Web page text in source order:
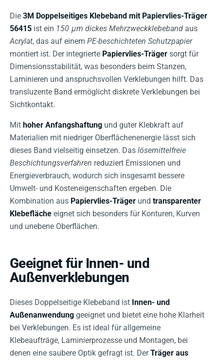
Die 3M Doppelseitiges Klebeband mit Papiervlies-Träger
56415 ist ein 150 μm dickes Mehrzweckklebeband aus
Acrylat, das auf einem PE-beschichteten Schutzpapier
montiert ist. Der integrierte Papiervlies-Träger sorgt für
Dimensionsstabilität, was besonders beim Stanzen,
Laminieren und anspruchsvollen Verklebungen hilft. Das
transluzente Band ermöglicht diskrete Verklebungen bei
Sichtkontakt.
Mit hoher Anfangshaftung und guter Klebkraft auf
Materialien mit niedriger Oberflächenenergie lässt sich
dieses Band vielseitig einsetzen. Das lösemittelfreie
Beschichtungsverfahren reduziert Emissionen und
Energieverbrauch, wodurch sich insgesamt bessere
Umwelt- und Kosteneigenschaften ergeben. Die
Kombination aus Papiervlies-Träger und transparenter
Klebefläche eignet sich besonders für Konturen, Kurven
und unebene Oberflächen.
Geeignet für Innen- und
Außenverklebungen
Dieses Doppelseitige Klebeband ist Innen- und
Außenanwendung geeignet und bietet eine hohe Klarheit
bei Verklebungen. Es ist ideal für allgemeine
Klebeaufträge, Laminierprozesse und Montagen, bei
denen eine saubere Optik gefragt ist. DerTräger aus